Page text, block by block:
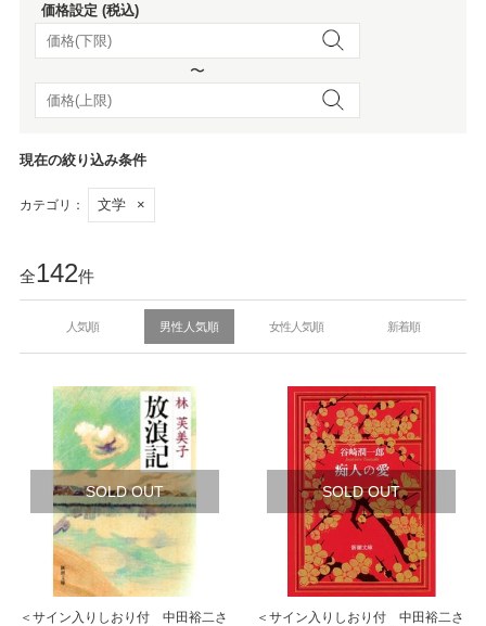
価格設定 (税込)
〜
現在の絞り込み条件
カテゴリ： 文学 ×
全142件
人気順 男性人気順 女性人気順 新着順
SOLD OUT
＜サイン入りしおり付 中田裕二さ
SOLD OUT
＜サイン入りしおり付 中田裕二さ